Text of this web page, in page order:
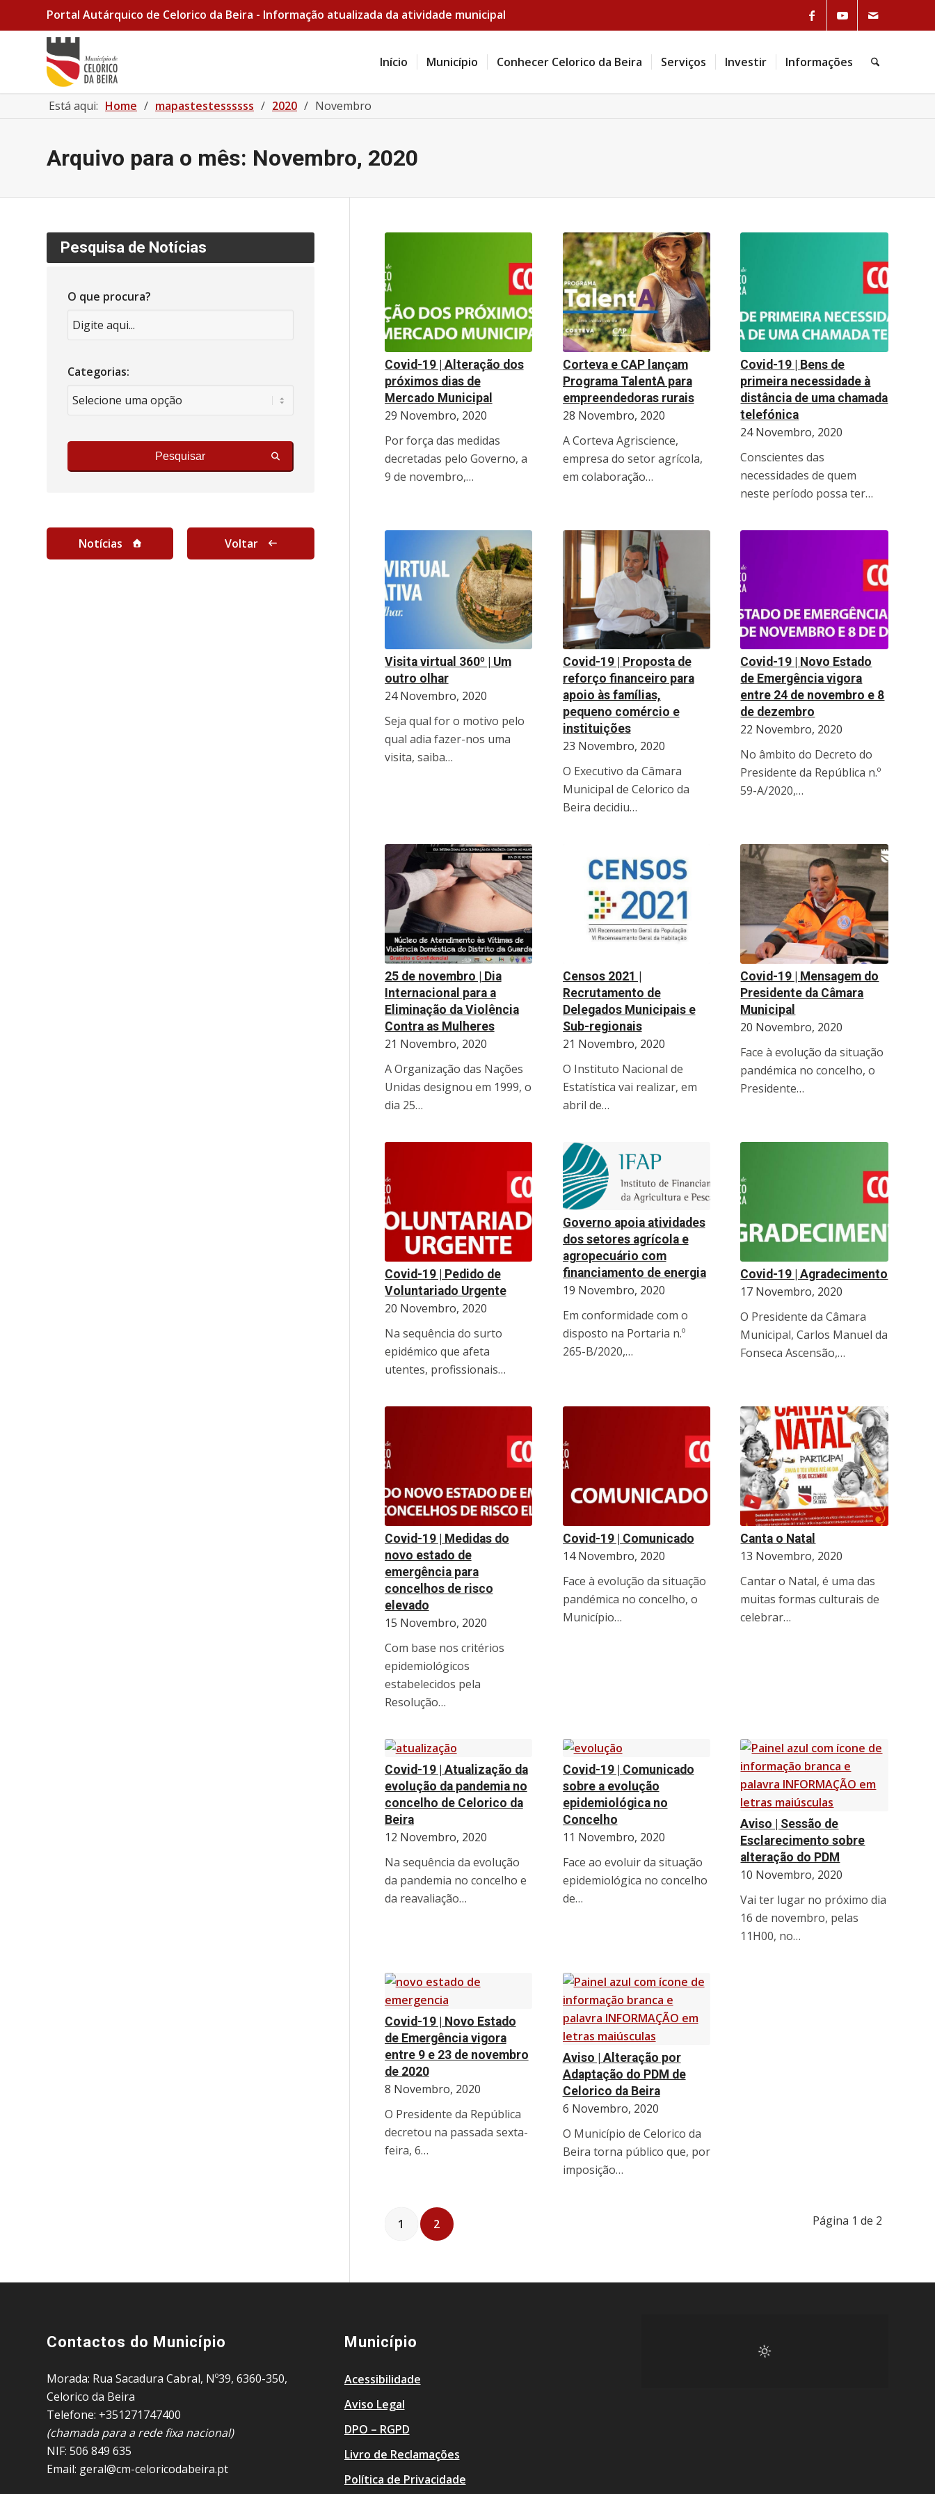
Link to Facebook
Link to Youtube
Portal Autárquico de Celorico da Beira - Informação atualizada da atividade municipal
Início Município Conhecer Celorico da Beira Serviços Investir Informações Pesquisa
Está aqui: Home / mapastestessssss / 2020 / Novembro
Arquivo para o mês: Novembro, 2020
Covid-19 | Alteração dos
próximos dias de
Mercado Municipal
29 Novembro, 2020
Por força das medidas
decretadas pelo Governo, a
9 de novembro,…
Corteva e CAP lançam
Programa TalentA para
empreendedoras rurais
28 Novembro, 2020
A Corteva Agriscience,
empresa do setor agrícola,
em colaboração…
Covid-19 | Bens de
primeira necessidade à
distância de uma chamada
telefónica
24 Novembro, 2020
Conscientes das
necessidades de quem
neste período possa ter…
Visita virtual 360º | Um
outro olhar
24 Novembro, 2020
Seja qual for o motivo pelo
qual adia fazer-nos uma
visita, saiba…
Covid-19 | Proposta de
reforço financeiro para
apoio às famílias,
pequeno comércio e
instituições
23 Novembro, 2020
O Executivo da Câmara
Municipal de Celorico da
Beira decidiu…
Covid-19 | Novo Estado
de Emergência vigora
entre 24 de novembro e 8
de dezembro
22 Novembro, 2020
No âmbito do Decreto do
Presidente da República n.º
59-A/2020,…
25 de novembro | Dia
Internacional para a
Eliminação da Violência
Contra as Mulheres
21 Novembro, 2020
A Organização das Nações
Unidas designou em 1999, o
dia 25…
Censos 2021 |
Recrutamento de
Delegados Municipais e
Sub-regionais
21 Novembro, 2020
O Instituto Nacional de
Estatística vai realizar, em
abril de…
Covid-19 | Mensagem do
Presidente da Câmara
Municipal
20 Novembro, 2020
Face à evolução da situação
pandémica no concelho, o
Presidente…
Covid-19 | Pedido de
Voluntariado Urgente
20 Novembro, 2020
Na sequência do surto
epidémico que afeta
utentes, profissionais…
Governo apoia atividades
dos setores agrícola e
agropecuário com
financiamento de energia
19 Novembro, 2020
Em conformidade com o
disposto na Portaria n.º
265-B/2020,…
Covid-19 | Agradecimento
17 Novembro, 2020
O Presidente da Câmara
Municipal, Carlos Manuel da
Fonseca Ascensão,…
Covid-19 | Medidas do
novo estado de
emergência para
concelhos de risco
elevado
15 Novembro, 2020
Com base nos critérios
epidemiológicos
estabelecidos pela
Resolução…
Covid-19 | Comunicado
14 Novembro, 2020
Face à evolução da situação
pandémica no concelho, o
Município…
Canta o Natal
13 Novembro, 2020
Cantar o Natal, é uma das
muitas formas culturais de
celebrar…
Covid-19 | Atualização da
evolução da pandemia no
concelho de Celorico da
Beira
12 Novembro, 2020
Na sequência da evolução
da pandemia no concelho e
da reavaliação…
Covid-19 | Comunicado
sobre a evolução
epidemiológica no
Concelho
11 Novembro, 2020
Face ao evoluir da situação
epidemiológica no concelho
de…
Aviso | Sessão de
Esclarecimento sobre
alteração do PDM
10 Novembro, 2020
Vai ter lugar no próximo dia
16 de novembro, pelas
11H00, no…
Covid-19 | Novo Estado
de Emergência vigora
entre 9 e 23 de novembro
de 2020
8 Novembro, 2020
O Presidente da República
decretou na passada sexta-
feira, 6…
Aviso | Alteração por
Adaptação do PDM de
Celorico da Beira
6 Novembro, 2020
O Município de Celorico da
Beira torna público que, por
imposição…
Página 1 de 2
1 2
Pesquisa de Notícias
O que procura?
Categorias:
Pesquisar
Notícias Voltar
Contactos do Município
Morada: Rua Sacadura Cabral, Nº39, 6360-350,
Celorico da Beira
Telefone: +351271747400
(chamada para a rede fixa nacional)
NIF: 506 849 635
Email: geral@cm-celoricodabeira.pt
Município
Acessibilidade
Aviso Legal
DPO – RGPD
Livro de Reclamações
Política de Privacidade